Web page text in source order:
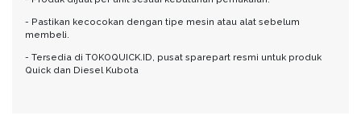
- Pastikan kecocokan dengan tipe mesin atau alat sebelum
membeli.
- Tersedia di TOKOQUICK.ID, pusat sparepart resmi untuk produk
Quick dan Diesel Kubota